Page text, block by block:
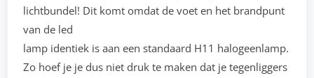
lichtbundel! Dit komt omdat de voet en het brandpunt
van de led
lamp identiek is aan een standaard H11 halogeenlamp.
Zo hoef je je dus niet druk te maken dat je tegenliggers